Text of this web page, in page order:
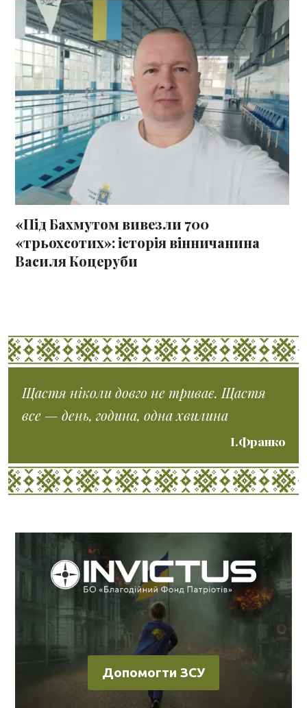
«Під Бахмутом вивезли 700
«трьохсотих»: історія вінничанина
Василя Коцеруби
Щастя ніколи довго не триває. Щастя
все — день, година, одна хвилина
І.Франко
Допомогти ЗСУ